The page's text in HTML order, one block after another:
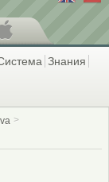
Знания